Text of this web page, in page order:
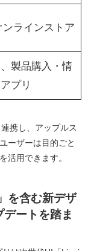
ラインストア
製品購入・情
プリ
携し、アップルス
ーザーは目的ごと
活用できます。
を含む新デザ
ートを踏ま